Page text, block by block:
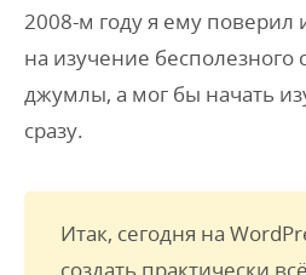
2008-м году я ему поверил
на изучение бесполезного
джумлы, а мог бы начать
сразу.
Итак, сегодня на